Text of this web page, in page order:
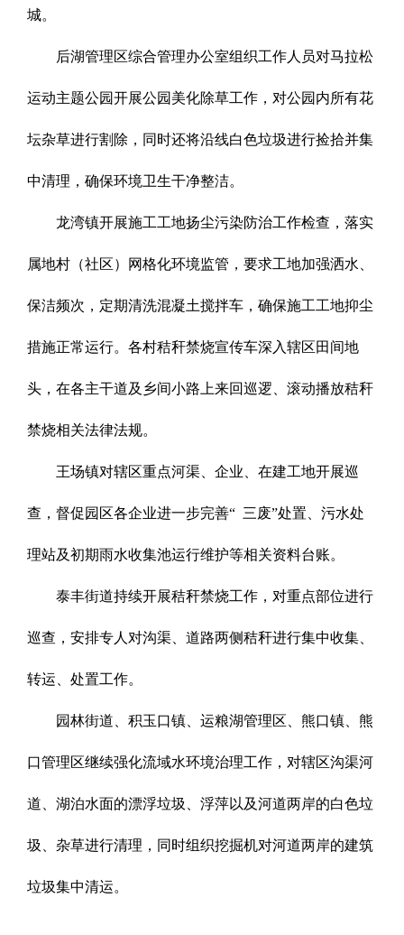
城。
后湖管理区综合管理办公室组织工作人员对马拉松
运动主题公园开展公园美化除草工作，对公园内所有花
坛杂草进行割除，同时还将沿线白色垃圾进行捡拾并集
中清理，确保环境卫生干净整洁。
龙湾镇开展施工工地扬尘污染防治工作检查，落实
属地村（社区）网格化环境监管，要求工地加强洒水、
保洁频次，定期清洗混凝土搅拌车，确保施工工地抑尘
措施正常运行。各村秸秆禁烧宣传车深入辖区田间地
头，在各主干道及乡间小路上来回巡逻、滚动播放秸秆
禁烧相关法律法规。
王场镇对辖区重点河渠、企业、在建工地开展巡
查，督促园区各企业进一步完善“ 三废”处置、污水处
理站及初期雨水收集池运行维护等相关资料台账。
泰丰街道持续开展秸秆禁烧工作，对重点部位进行
巡查，安排专人对沟渠、道路两侧秸秆进行集中收集、
转运、处置工作。
园林街道、积玉口镇、运粮湖管理区、熊口镇、熊
口管理区继续强化流域水环境治理工作，对辖区沟渠河
道、湖泊水面的漂浮垃圾、浮萍以及河道两岸的白色垃
圾、杂草进行清理，同时组织挖掘机对河道两岸的建筑
垃圾集中清运。